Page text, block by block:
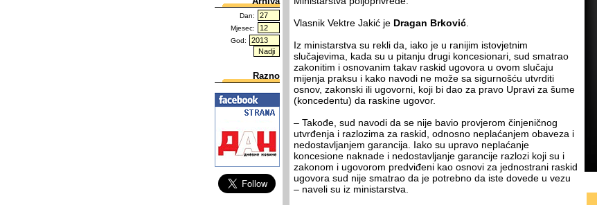
Dan:
Mjesec:
God:
Razno
Vlasnik Vektre Jakić je Dragan Brković
Iz ministarstva su rekli da, iako je u ranijim istovjetnim
slučajevima, kada su u pitanju drugi koncesionari, sud smatrao
zakonitim i osnovanim takav raskid ugovora u ovom slučaju
mijenja praksu i kako navodi ne može sa sigurnošću utvrditi
osnov, zakonski ili ugovorni, koji bi dao za pravo Upravi za šume
(koncedentu) da raskine ugovor.
– Takođe, sud navodi da se nije bavio provjerom činjeničnog
utvrđenja i razlozima za raskid, odnosno neplaćanjem obaveza i
nedostavljanjem garancija. Iako su upravo neplaćanje
koncesione naknade i nedostavljanje garancije razlozi koji su i
zakonom i ugovorom predviđeni kao osnovi za jednostrani raskid
ugovora sud nije smatrao da je potrebno da iste dovede u vezu
– naveli su iz ministarstva.